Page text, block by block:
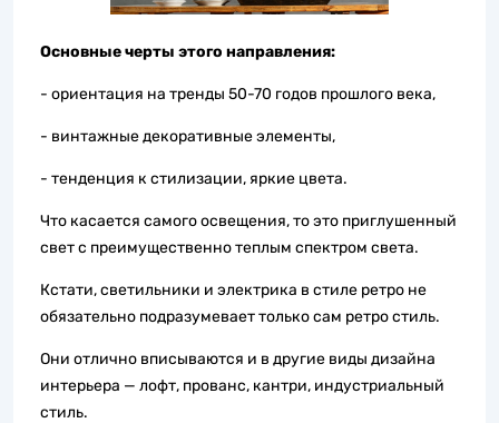
Основные черты этого направления:
- ориентация на тренды 50-70 годов прошлого века,
- винтажные декоративные элементы,
- тенденция к стилизации, яркие цвета.
Что касается самого освещения, то это приглушенный
свет с преимущественно теплым спектром света.
Кстати, светильники и электрика в стиле ретро не
обязательно подразумевает только сам ретро стиль.
Они отлично вписываются и в другие виды дизайна
интерьера — лофт, прованс, кантри, индустриальный
стиль.